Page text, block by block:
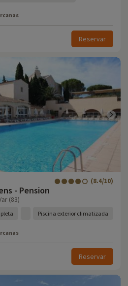
Reservar
- Pension
(8.4/10)
(83)
Piscina exterior climatizada
Reservar